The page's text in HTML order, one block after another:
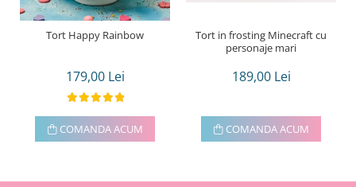
Tort Happy Rainbow
179,00 Lei
COMANDA ACUM
Tort in frosting Minecraft cu
personaje mari
189,00 Lei
COMANDA ACUM